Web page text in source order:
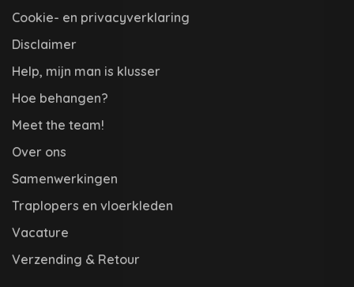
Cookie- en privacyverklaring
Disclaimer
Help, mijn man is klusser
Hoe behangen?
Meet the team!
Over ons
Samenwerkingen
Traplopers en vloerkleden
Vacature
Verzending & Retour